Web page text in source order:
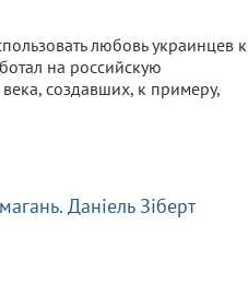
любовь украинцев к
на российскую
создавших, к примеру,
Даніель Зіберт